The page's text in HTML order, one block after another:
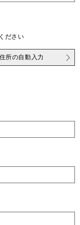
ださい
住所の自動入力